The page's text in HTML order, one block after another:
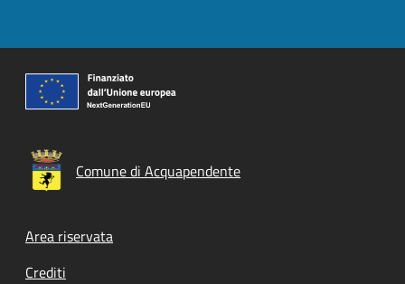
Comune di Acquapendente
Footer menu
Area riservata
Crediti